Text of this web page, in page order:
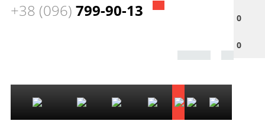
0
0
+38 (096) 799-90-13